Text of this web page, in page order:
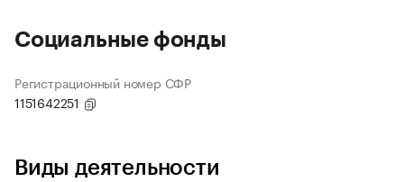
Социальные фонды
Регистрационный номер СФР
1151642251
Виды деятельности